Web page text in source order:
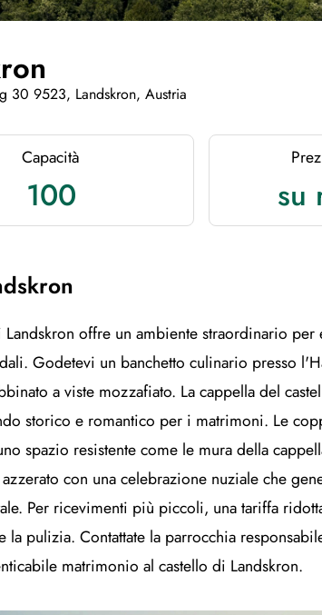
30 9523, Landskron, Austria
Capacità
100 su
Landskron offre un ambiente straordinario
Godetevi un banchetto culinario presso
a viste mozzafiato. La cappella del
storico e romantico per i matrimoni. Le
spazio resistente come le mura della
con una celebrazione nuziale che
Per ricevimenti più piccoli, una tariffa
la pulizia. Contattate la parrocchia
matrimonio al castello di Landskron.